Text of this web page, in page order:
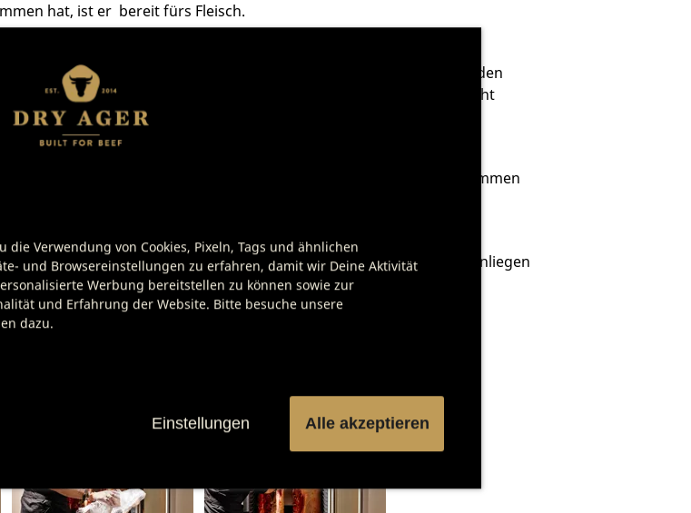
hat, ist er bereit fürs Fleisch.
im Fleisch verankern, und zwar am oberen, dickeren Ende. Statt den
als Verankerung verwenden. Die gesamte Prozedur sollte nicht
wird.
bewegt werden muss, kann die Schutzfolie aus Plastik abgenommen
tragen.
sich weder gegenseitig berühren noch an Seiten- oder Rückwand anliegen
Stellen oder Schimmel bilden können.
Verwendung von Cookies, Pixeln, Tags und ähnlichen
und Browsereinstellungen zu erfahren, damit wir Deine Aktivität
Werbung bereitstellen zu können sowie zur
und Erfahrung der Website. Bitte besuche unsere
dazu.
Einstellungen Alle akzeptieren